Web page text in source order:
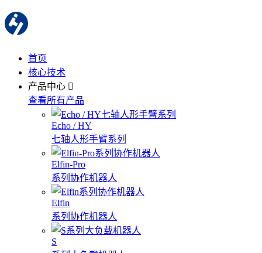
首页
核心技术
产品中心
查看所有产品
Echo / HY
七轴人形手臂系列
Elfin-Pro
系列协作机器人
Elfin
系列协作机器人
S